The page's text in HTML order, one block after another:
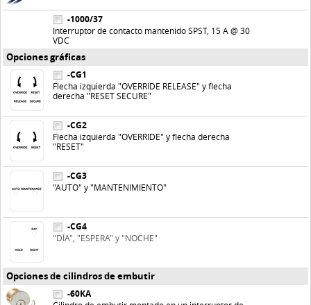
-1000/37
Interruptor de contacto mantenido SPST, 15 A @ 30
VDC
Opciones gráficas
-CG1
Flecha izquierda "OVERRIDE RELEASE" y flecha
derecha "RESET SECURE"
-CG2
Flecha izquierda "OVERRIDE" y flecha derecha
"RESET"
-CG3
"AUTO" y "MANTENIMIENTO"
-CG4
"DÍA", "ESPERA" y "NOCHE"
Opciones de cilindros de embutir
-60KA